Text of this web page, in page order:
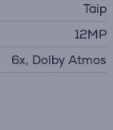
Taip
12MP
6x, Dolby Atmos